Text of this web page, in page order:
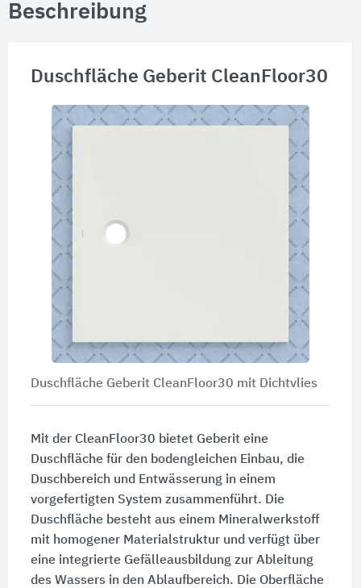
Beschreibung
Duschfläche Geberit CleanFloor30
Duschfläche Geberit CleanFloor30 mit Dichtvlies
Mit der CleanFloor30 bietet Geberit eine
Duschfläche für den bodengleichen Einbau, die
Duschbereich und Entwässerung in einem
vorgefertigten System zusammenführt. Die
Duschfläche besteht aus einem Mineralwerkstoff
mit homogener Materialstruktur und verfügt über
eine integrierte Gefälleausbildung zur Ableitung
des Wassers in den Ablaufbereich. Die Oberfläche